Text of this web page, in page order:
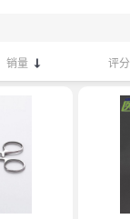
销量 评分